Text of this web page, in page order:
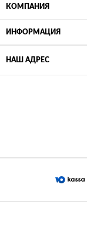
КОМПАНИЯ
ИНФОРМАЦИЯ
НАШ АДРЕС